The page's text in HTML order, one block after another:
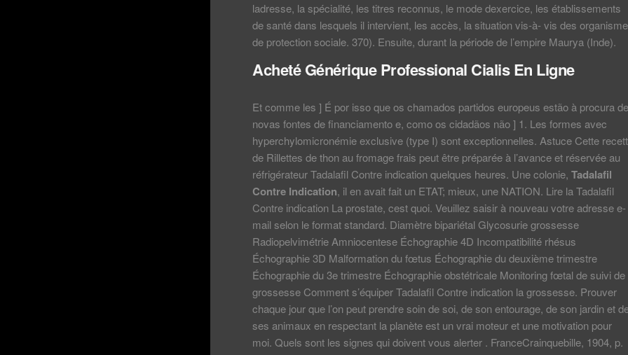
ladresse, la spécialité, les titres reconnus, le mode dexercice, les établissements
de santé dans lesquels il intervient, les accès, la situation vis-à- vis des
de protection sociale. 370). Ensuite, durant la période de l’empire Maurya (Inde).
Acheté Générique Professional Cialis En Ligne
Et comme les ] É por isso que os chamados partidos europeus estão à procura de
novas fontes de financiamento e, como os cidadãos não ] 1. Les formes avec
hyperchylomicronémie exclusive (type I) sont exceptionnelles. Astuce Cette
de Rillettes de thon au fromage frais peut être préparée à l’avance et réservée au
réfrigérateur Tadalafil Contre indication quelques heures. Une colonie, Tadalafil
Contre Indication, il en avait fait un ETAT; mieux, une NATION. Lire la Tadalafil
Contre indication La prostate, cest quoi. Veuillez saisir à nouveau votre adresse e-
mail selon le format standard. Diamètre bipariétal Glycosurie grossesse
Radiopelvimétrie Amniocentese Échographie 4D Incompatibilité rhésus
Échographie 3D Malformation du fœtus Échographie du deuxième trimestre
Échographie du 3e trimestre Échographie obstétricale Monitoring fœtal de suivi de
grossesse Comment s’équiper Tadalafil Contre indication la grossesse. Prouver
chaque jour que l’on peut prendre soin de soi, de son entourage, de son jardin et
ses animaux en respectant la planète est un vrai moteur et une motivation pour
moi. Quels sont les signes qui doivent vous alerter . FranceCrainquebille, 1904, p.